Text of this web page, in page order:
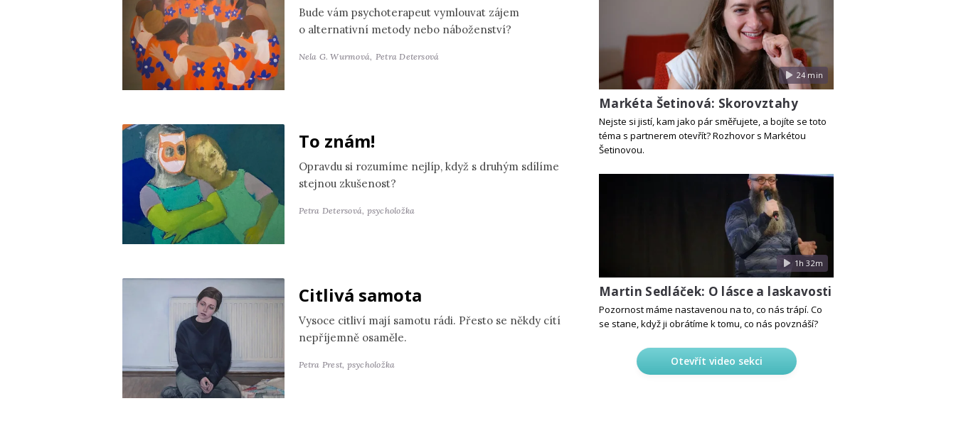
Bude vám psychoterapeut vymlouvat zájem
o alternativní metody nebo náboženství?
Nela G. Wurmová, Petra Detersová
To znám!
Opravdu si rozumíme nejlíp, když s druhým sdílíme
stejnou zkušenost?
Petra Detersová, psycholožka
Citlivá samota
Vysoce citliví mají samotu rádi. Přesto se někdy cítí
nepříjemně osaměle.
Petra Prest, psycholožka
24 min
Markéta Šetinová: Skorovztahy
Nejste si jistí, kam jako pár směřujete, a bojíte se toto
téma s partnerem otevřít? Rozhovor s Markétou
Šetinovou.
1h 32m
Martin Sedláček: O lásce a laskavosti
Pozornost máme nastavenou na to, co nás trápí. Co
se stane, když ji obrátíme k tomu, co nás povznáší?
Otevřít video sekci